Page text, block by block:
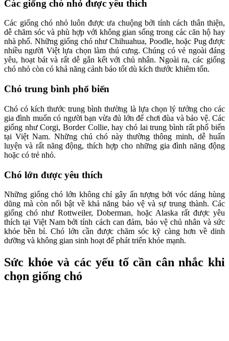
Các giống chó nhỏ được yêu thích
Các giống chó nhỏ luôn được ưa chuộng bởi tính cách thân thiện,
dễ chăm sóc và phù hợp với không gian sống trong các căn hộ hay
nhà phố. Những giống chó như Chihuahua, Poodle, hoặc Pug được
nhiều người Việt lựa chọn làm thú cưng. Chúng có vẻ ngoài đáng
yêu, hoạt bát và rất dễ gắn kết với chủ nhân. Ngoài ra, các giống
chó nhỏ còn có khả năng cảnh báo tốt dù kích thước khiêm tốn.
Chó trung bình phổ biến
Chó có kích thước trung bình thường là lựa chọn lý tưởng cho các
gia đình muốn có người bạn vừa đủ lớn để chơi đùa và bảo vệ. Các
giống như Corgi, Border Collie, hay chó lai trung bình rất phổ biến
tại Việt Nam. Những chú chó này thường thông minh, dễ huấn
luyện và rất năng động, thích hợp cho những gia đình năng động
hoặc có trẻ nhỏ.
Chó lớn được yêu thích
Những giống chó lớn không chỉ gây ấn tượng bởi vóc dáng hùng
dũng mà còn nổi bật về khả năng bảo vệ và sự trung thành. Các
giống chó như Rottweiler, Doberman, hoặc Alaska rất được yêu
thích tại Việt Nam bởi tính cách can đảm, bảo vệ chủ nhân và sức
khỏe bền bỉ. Chó lớn cần được chăm sóc kỹ càng hơn về dinh
dưỡng và không gian sinh hoạt để phát triển khỏe mạnh.
Sức khỏe và các yếu tố cần cân nhắc khi
chọn giống chó